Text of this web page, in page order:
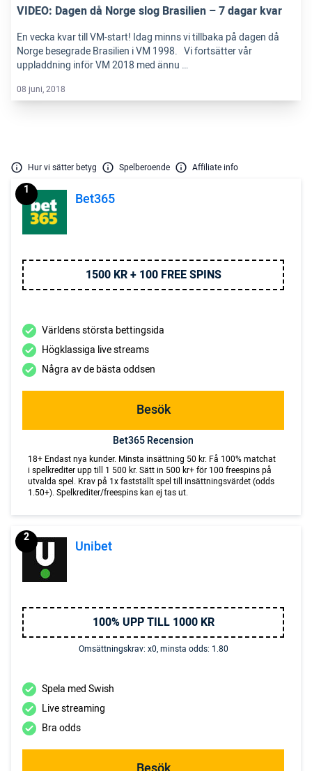
VIDEO: Dagen då Norge slog Brasilien – 7 dagar kvar
En vecka kvar till VM-start! Idag minns vi tillbaka på dagen då
Norge besegrade Brasilien i VM 1998. Vi fortsätter vår
uppladdning inför VM 2018 med ännu …
08 juni, 2018
Hur vi sätter betyg Spelberoende Affiliate info
Bet365
1
1500 KR + 100 FREE SPINS
Världens största bettingsida
Högklassiga live streams
Några av de bästa oddsen
Besök
Bet365 Recension
18+ Endast nya kunder. Minsta insättning 50 kr. Få 100% matchat
i spelkrediter upp till 1 500 kr. Sätt in 500 kr+ för 100 freespins på
utvalda spel. Krav på 1x fastställt spel till insättningsvärdet (odds
1.50+). Spelkrediter/freespins kan ej tas ut.
Unibet
2
100% UPP TILL 1000 KR
Omsättningskrav: x0, minsta odds: 1.80
Spela med Swish
Live streaming
Bra odds